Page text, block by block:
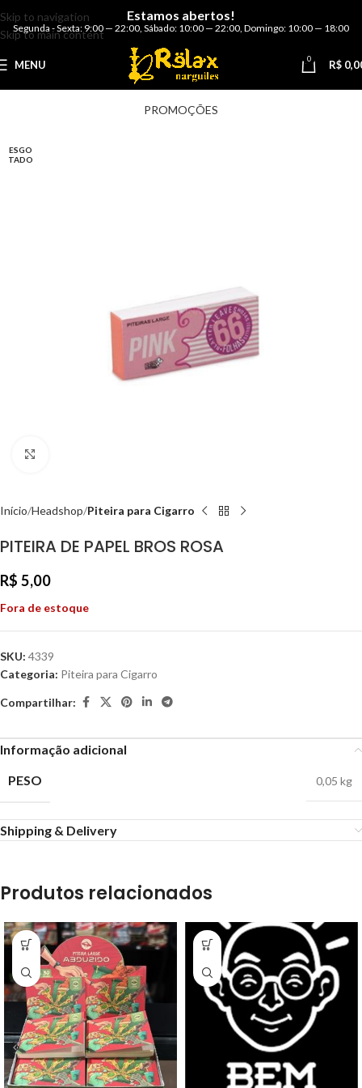
Skip to navigation
Skip to main content
Estamos abertos!
Segunda - Sexta: 9:00 — 22:00 Sábado: 10:00 — 22:00 Domingo: 10:00 — 18:00
MENU 0 R$
PROMOÇÕES
ESGO
TADO
Início Headshop Piteira para Cigarro
PITEIRA DE PAPEL BROS ROSA
R$ 5,00
Fora de estoque
SKU: 4339
Categoria: Piteira para Cigarro
Compartilhar:
Informação adicional
PESO
0,05 kg
Shipping & Delivery
Produtos relacionados